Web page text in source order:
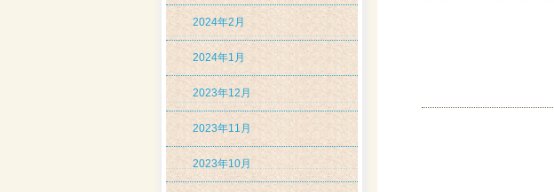
2024年2月
2024年1月
2023年12月
2023年11月
2023年10月